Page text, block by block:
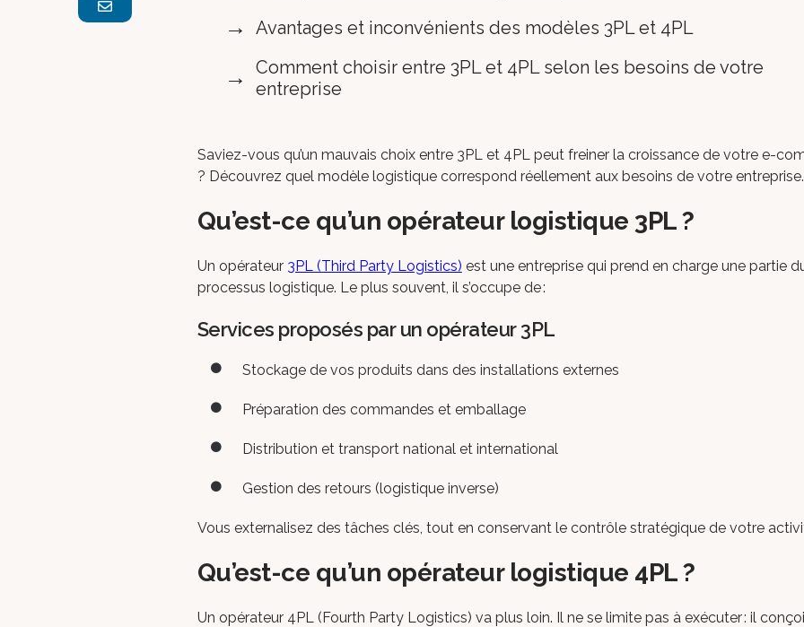
Avantages et inconvénients des modèles 3PL et 4PL
Comment choisir entre 3PL et 4PL selon les besoins de votre
entreprise
Saviez-vous qu’un mauvais choix entre 3PL et 4PL peut freiner la croissance de votre e-
? Découvrez quel modèle logistique correspond réellement aux besoins de votre entreprise.
Qu’est-ce qu’un opérateur logistique 3PL ?
Un opérateur 3PL (Third Party Logistics) est une entreprise qui prend en charge une partie
processus logistique. Le plus souvent, il s’occupe de :
Services proposés par un opérateur 3PL
Stockage de vos produits dans des installations externes
Préparation des commandes et emballage
Distribution et transport national et international
Gestion des retours (logistique inverse)
Vous externalisez des tâches clés, tout en conservant le contrôle stratégique de votre
Qu’est-ce qu’un opérateur logistique 4PL ?
Un opérateur 4PL (Fourth Party Logistics) va plus loin. Il ne se limite pas à exécuter : il